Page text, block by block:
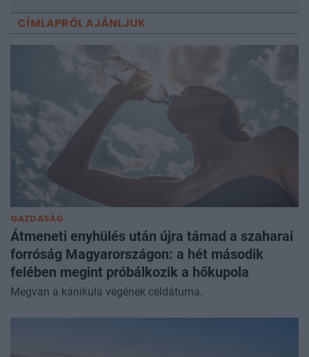
CÍMLAPRÓL AJÁNLJUK
GAZDASÁG
Átmeneti enyhülés után újra támad a szaharai
forróság Magyarországon: a hét második
felében megint próbálkozik a hőkupola
Megvan a kánikula végének céldátuma.